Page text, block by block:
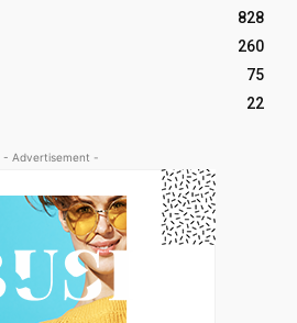
828
260
75
22
- Advertisement -